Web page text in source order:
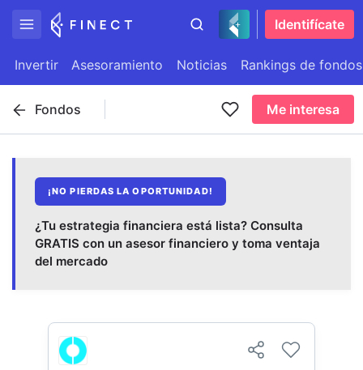
Identifícate
Invertir Asesoramiento Noticias Rankings de fondos
Fondos Me interesa
¡NO PIERDAS LA OPORTUNIDAD!
¿Tu estrategia financiera está lista? Consulta
GRATIS con un asesor financiero y toma ventaja
del mercado